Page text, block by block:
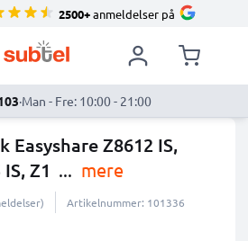
2500+anmeldelser på
·Man - Fre: 10:00 - 21:00
Z8612 IS,
Z1 ... mere
Artikelnummer: 101336